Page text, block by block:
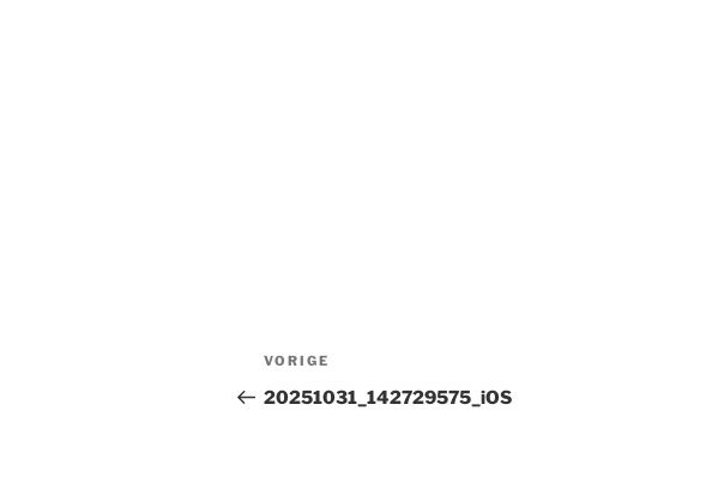
Bericht
navigatie
Vorig
bericht
VORIGE
20251031_142729575_iOS